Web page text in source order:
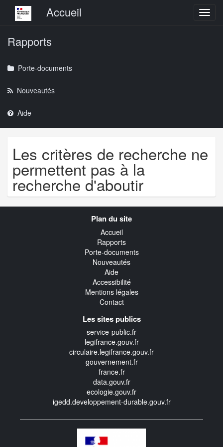
Menu principalAccueil
Rapports
Porte-documents
Nouveautés
Aide
Les critères de recherche ne
permettent pas à la
recherche d'aboutir
Plan du site
Accueil
Rapports
Porte-documents
Nouveautés
Aide
Accessibilité
Mentions légales
Contact
Les sites publics
service-public.fr
legifrance.gouv.fr
circulaire.legifrance.gouv.fr
gouvernement.fr
france.fr
data.gouv.fr
ecologie.gouv.fr
igedd.developpement-durable.gouv.fr